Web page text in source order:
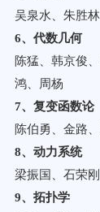
吴泉水、朱胜林
6、代数几何
陈猛、韩京俊
鸿、周杨
7、复变函数论
陈伯勇、金路
8、动力系统
梁振国、石荣
9、拓扑学